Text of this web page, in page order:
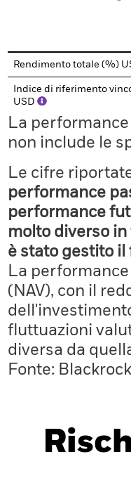
Rendimento totale (%)
Indice di riferimento
USD
La
non include le
Le cifre
performance
performance
molto diverso
è stato gestito il
La
(NAV), con il
fluttuazioni
diversa da
Fonte: Blackrock